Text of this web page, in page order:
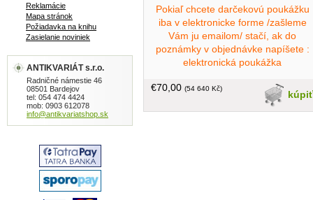
Pokiaľ chcete darčekovú poukážku
iba v elektronicke forme /zašleme
Vám ju emailom/ stačí, ak do
poznámky v objednávke napíšete :
elektronická poukážka
kúpiť
€70,00 (54 640 Kč)
Reklamácie
Mapa stránok
Požiadavka na knihu
Zasielanie noviniek
ANTIKVARIÁT s.r.o.
Radničné námestie 46
08501 Bardejov
tel: 054 474 4424
mob: 0903 612078
info@antikvariatshop.sk